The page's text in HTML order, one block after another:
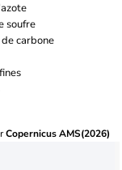
soufre
carbone
Copernicus AMS(2026)